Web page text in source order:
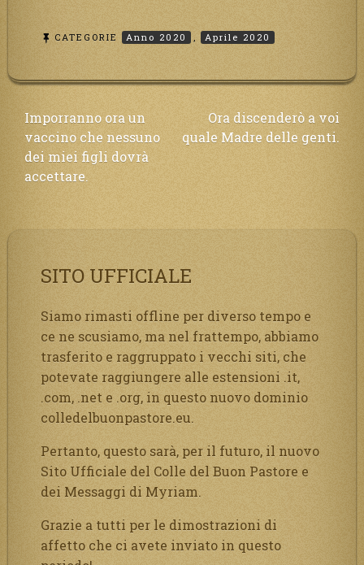
CATEGORIE Anno 2020 , Aprile 2020
Navigazione
articoli
Imporranno ora un
vaccino che nessuno
dei miei figli dovrà
accettare.
Ora discenderò a voi
quale Madre delle genti.
SITO UFFICIALE
Siamo rimasti offline per diverso tempo e
ce ne scusiamo, ma nel frattempo, abbiamo
trasferito e raggruppato i vecchi siti, che
potevate raggiungere alle estensioni .it,
.com, .net e .org, in questo nuovo dominio
colledelbuonpastore.eu.
Pertanto, questo sarà, per il futuro, il nuovo
Sito Ufficiale del Colle del Buon Pastore e
dei Messaggi di Myriam.
Grazie a tutti per le dimostrazioni di
affetto che ci avete inviato in questo